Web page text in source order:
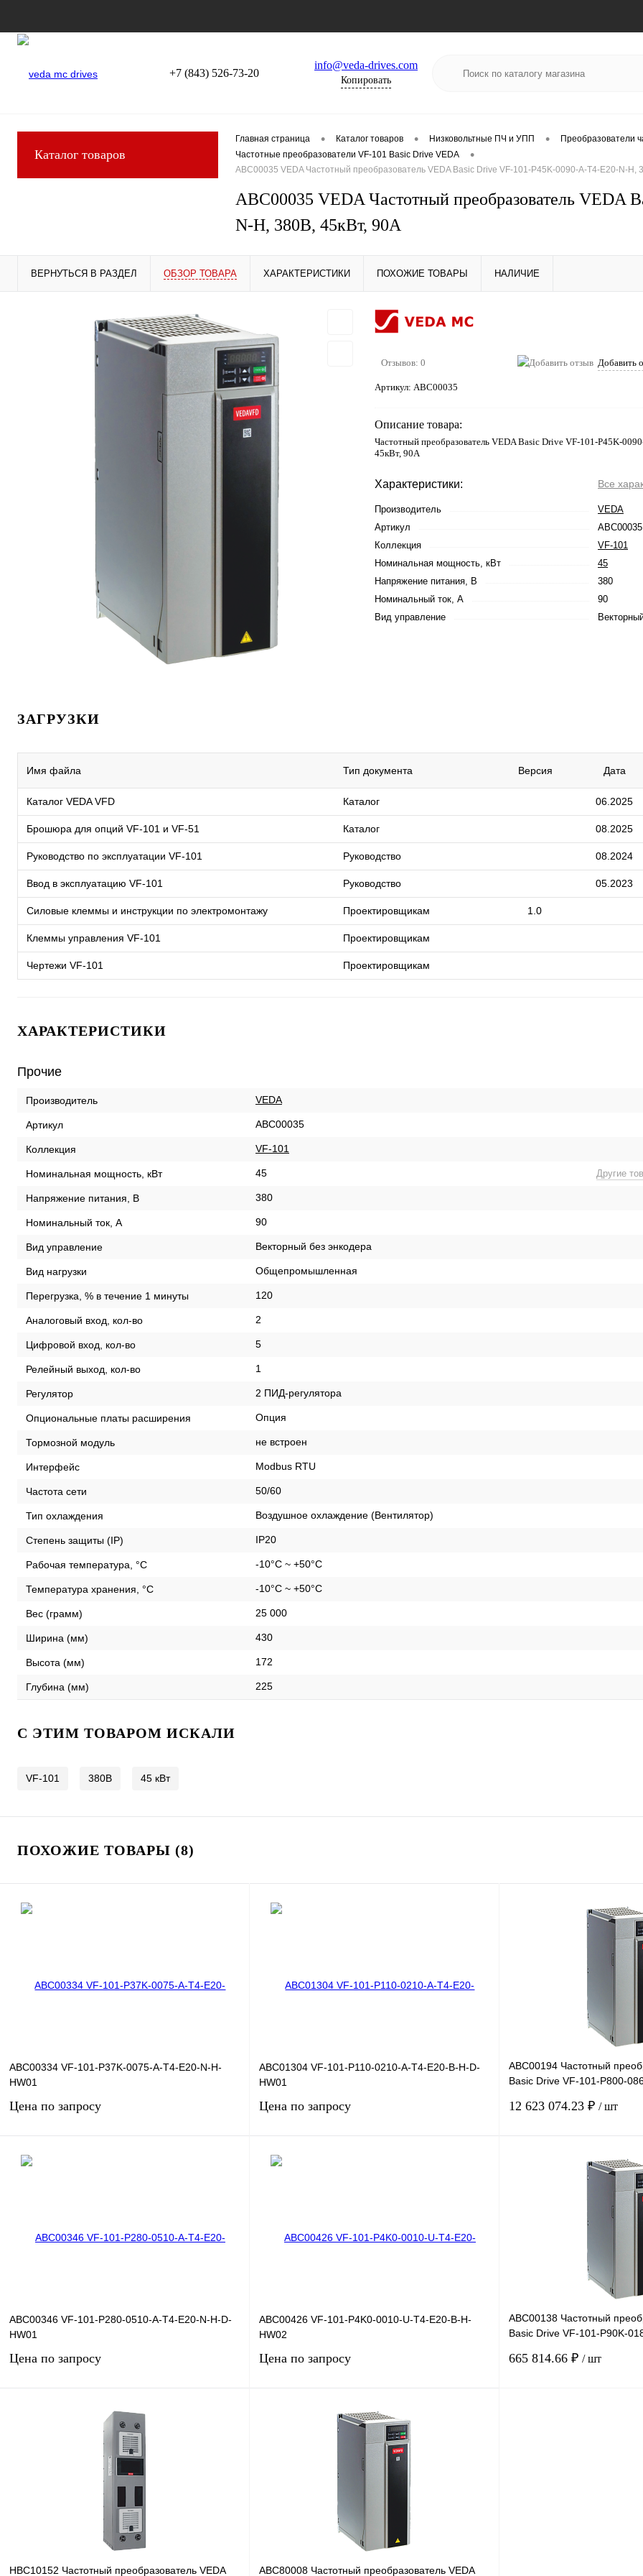
+7 (843) 526-73-20
info@veda-drives.com
Копировать
Каталог товаров
Главная страница • Каталог товаров • Низковольтные ПЧ и УПП •
Преобразователи
Частотные преобразователи VF-101 Basic Drive VEDA
•
ABC00035 VEDA Частотный преобразователь VEDA Basic Drive VF-101-P45K-0090-A-T4-E20-N-H,
ABC00035 VEDA Частотный преобразователь VEDA
N-H, 380В, 45кВт, 90А
ВЕРНУТЬСЯ В РАЗДЕЛ ОБЗОР ТОВАРА ХАРАКТЕРИСТИКИ ПОХОЖИЕ ТОВАРЫ НАЛИЧИЕ
Отзывов: 0 Добавить
Артикул: ABC00035
Описание товара:
Частотный преобразователь VEDA Basic Drive VF-101-P45K-
45кВт, 90А
Характеристики: Все
Производитель
VEDA
Артикул
ABC00035
Коллекция
VF-101
Номинальная мощность, кВт
45
Напряжение питания, В
380
Номинальный ток, А
90
Вид управление
ЗАГРУЗКИ
Имя файла Тип документа Версия Дата
Каталог VEDA VFD Каталог 06.2025
Брошюра для опций VF-101 и VF-51 Каталог 08.2025
Руководство по эксплуатации VF-101 Руководство 08.2024
Ввод в эксплуатацию VF-101 Руководство 05.2023
Силовые клеммы и инструкции по электромонтажу Проектировщикам 1.0
Клеммы управления VF-101 Проектировщикам
Чертежи VF-101 Проектировщикам
ХАРАКТЕРИСТИКИ
Прочие
Производитель VEDA
Артикул ABC00035
Коллекция VF-101
Номинальная мощность, кВт 45 Другие
Напряжение питания, В 380
Номинальный ток, А 90
Вид управление Векторный без энкодера
Вид нагрузки Общепромышленная
Перегрузка, % в течение 1 минуты 120
Аналоговый вход, кол-во 2
Цифровой вход, кол-во 5
Релейный выход, кол-во 1
Регулятор 2 ПИД-регулятора
Опциональные платы расширения Опция
Тормозной модуль не встроен
Интерфейс Modbus RTU
Частота сети 50/60
Тип охлаждения Воздушное охлаждение (Вентилятор)
Степень защиты (IP) IP20
Рабочая температура, °С -10°C ~ +50°C
Температура хранения, °С -10°C ~ +50°C
Вес (грамм) 25 000
Ширина (мм) 430
Высота (мм) 172
Глубина (мм) 225
C ЭТИМ ТОВАРОМ ИСКАЛИ
VF-101 380В 45 кВт
ПОХОЖИЕ ТОВАРЫ (8)
ABC00334 VF-101-P37K-0075-A-T4-E20-N-H-
HW01
Цена по запросу
ABC01304 VF-101-P110-0210-A-T4-E20-B-H-D-
HW01
Цена по запросу
ABC00194 Частотный
Basic Drive VF-101-P800-
12 623 074.23 ₽ / шт
ABC00346 VF-101-P280-0510-A-T4-E20-N-H-D-
HW01
Цена по запросу
Запросить цену
Сравнение
ABC00426 VF-101-P4K0-0010-U-T4-E20-B-H-
HW02
Цена по запросу
Запросить цену
Сравнение
ABC00138 Частотный
Basic Drive VF-101-P90K-
665 814.66 ₽ / шт
HBC10152 Частотный преобразователь VEDA ABC80008 Частотный преобразователь VEDA